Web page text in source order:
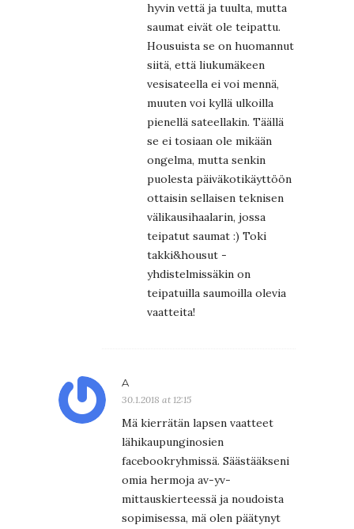
hyvin vettä ja tuulta, mutta
saumat eivät ole teipattu.
Housuista se on huomannut
siitä, että liukumäkeen
vesisateella ei voi mennä,
muuten voi kyllä ulkoilla
pienellä sateellakin. Täällä
se ei tosiaan ole mikään
ongelma, mutta senkin
puolesta päiväkotikäyttöön
ottaisin sellaisen teknisen
välikausihaalarin, jossa
teipatut saumat :) Toki
takki&housut -
yhdistelmissäkin on
teipatuilla saumoilla olevia
vaatteita!
A
30.1.2018 at 12:15
Mä kierrätän lapsen vaatteet
lähikaupunginosien
facebookryhmissä. Säästääkseni
omia hermoja av-yv-
mittauskierteessä ja noudoista
sopimisessa, mä olen päätynyt